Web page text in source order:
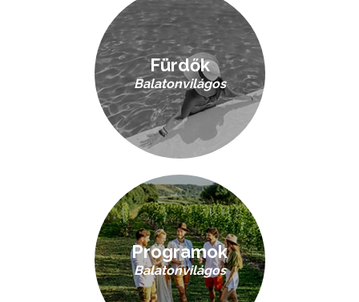
Fürdők
Balatonvilágos
Programok
Balatonvilágos